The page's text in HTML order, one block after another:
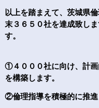
以上を踏まえて、茨城県
末３６５０社を達成致し
す。
①４０００社に向け、計
を構築します。
②倫理指導を積極的に推進